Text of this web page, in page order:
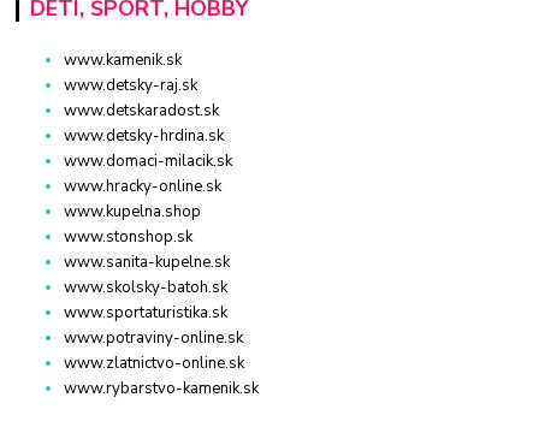
DETI, ŠPORT, HOBBY
www.kamenik.sk
www.detsky-raj.sk
www.detskaradost.sk
www.detsky-hrdina.sk
www.domaci-milacik.sk
www.hracky-online.sk
www.kupelna.shop
www.stonshop.sk
www.sanita-kupelne.sk
www.skolsky-batoh.sk
www.sportaturistika.sk
www.potraviny-online.sk
www.zlatnictvo-online.sk
www.rybarstvo-kamenik.sk